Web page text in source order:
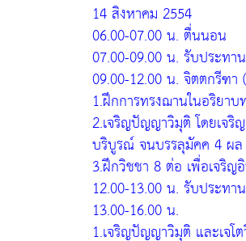
14 สิงหาคม 2554
06.00-07.00 น. ตื่นนอน
07.00-09.00 น. รับประทา
09.00-12.00 น. จิตตกรีฑ
1.ฝึกการทรงฌานในอริยา
2.เจริญปัญญาวิมุติ โดยเจ
บริบูรณ์ จนบรรลุมัคค 4 ผ
3.ฝึกวิชชา 8 ต่อ เพื่อเจริ
12.00-13.00 น. รับประทา
13.00-16.00 น.
1.เจริญปัญญาวิมุติ และเจ